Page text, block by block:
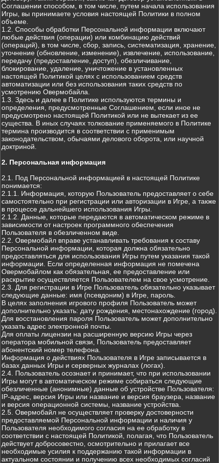
Соглашении способом, в том числе, путем начала использования
Игры, вы принимаете условия настоящей Политики в полном
объеме.
1.2. Способы обработки Персональной информации включают
любые действия (операции) или комбинацию действий
(операций), в том числе, сбор, запись, систематизация, хранение,
уточнение (обновление, изменение), извлечение, использование,
передачу (предоставление, доступ), обезличивание,
блокирование, удаление, уничтожение в установленных
настоящей Политикой целях с использованием средств
автоматизации или без использования таких средств по
усмотрению Овермобайла.
1.3. Здесь и далее в Политике используются термины и
определения, предусмотренные Соглашением, если иное не
предусмотрено настоящей Политикой или не вытекает из ее
существа. В иных случаях толкование применяемого в Политике
термина производится в соответствии с применимым
законодательством, обычаями делового оборота, или научной
доктриной.
2. Персональная информация
2.1. Под Персональной информацией в настоящей Политике
понимается:
2.1.1. Информация, которую Пользователь предоставляет о себе
самостоятельно при регистрации или авторизации в Игре, а также
в процессе дальнейшего использования Игры.
2.1.2. Данные, которые передаются в автоматическом режиме в
зависимости от настроек программного обеспечения
Пользователя в обезличенном виде.
2.2. Овермобайл вправе устанавливать требования к составу
Персональной информации, которая должна обязательно
предоставляться для использования Игры путем указания такой
информации. Если определенная информация не помечена
Овермобайлом как обязательная, ее предоставление или
раскрытие осуществляется Пользователем на свое усмотрение.
2.3. Для регистрации в Игре Пользователь обязательно указывает
следующие данные: имя (псевдоним) в Игре, пароль.
В целях заполнения игрового профиля Пользователь может
дополнительно указать: дату рождения, местонахождение (город).
Для восстановления пароля Пользователь может дополнительно
указать адрес электронной почты.
Для оплаты лицензии на расширенную версию Игры через
оператора мобильной связи, Пользователь предоставляет
абонентский номер телефона.
Информация о действиях Пользователя в Игре записывается в
базах данных Игры и серверных журналах (логах).
2.4. Пользователь осознает и принимает, что при использовании
Игры могут в автоматическом режиме собираться следующие
обезличенные (анонимные) данные об устройстве Пользователя:
IP-адрес, версия Игры или название и версия браузера, название
и версия операционной системы, название устройства.
2.5. Овермобайл не осуществляет проверку достоверности
предоставляемой Персональной информации и наличия у
Пользователя необходимого согласия на ее обработку в
соответствии с настоящей Политикой, полагая, что Пользователь
действует добросовестно, осмотрительно и прилагает все
необходимые усилия к поддержанию такой информации в
актуальном состоянии и получению всех необходимых согласий